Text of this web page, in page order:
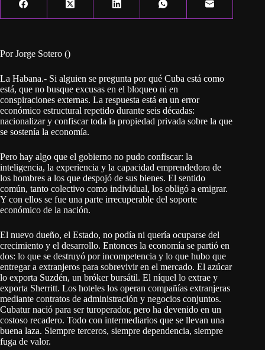
Por Jorge Sotero ()
La Habana.- Si alguien se pregunta por qué Cuba está como
está, que no busque excusas en el bloqueo ni en
conspiraciones externas. La respuesta está en un error
económico estructural repetido durante seis décadas:
nacionalizar y confiscar toda la propiedad privada sobre la que
se sostenía la economía.
Pero hay algo que el gobierno no pudo confiscar: la
inteligencia, la experiencia y la capacidad emprendedora de
los hombres a los que despojó de sus bienes. El sentido
común, tanto colectivo como individual, los obligó a emigrar.
Y con ellos se fue una parte irrecuperable del soporte
económico de la nación.
El nuevo dueño, el Estado, no podía ni quería ocuparse del
crecimiento y el desarrollo. Entonces la economía se partió en
dos: lo que se destruyó por incompetencia y lo que hubo que
entregar a extranjeros para sobrevivir en el mercado. El azúcar
lo exporta Suzdén, un bróker bursátil. El níquel lo extrae y
exporta Sherritt. Los hoteles los operan compañías extranjeras
mediante contratos de administración y negocios conjuntos.
Cubatur nació para ser turoperador, pero ha devenido en un
costoso recadero. Todo con intermediarios que se llevan una
buena laza. Siempre terceros, siempre dependencia, siempre
fuga de valor.